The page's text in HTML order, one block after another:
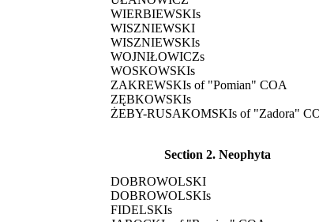
WIERBIEWSKIs
WISZNIEWSKI
WISZNIEWSKIs
WOJNIŁOWICZs
WOSKOWSKIs
ZAKREWSKIs of "Pomian" COA
ZĘBKOWSKIs
ŻEBY-RUSAKOMSKIs of "Zadora"
Section 2. Neophyta
DOBROWOLSKI
DOBROWOLSKIs
FIDELSKIs